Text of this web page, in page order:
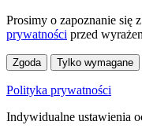
Prosimy o zapoznanie się
prywatności przed
Zgoda Tylko wymagane
Polityka prywatności
Indywidualne ustawienia